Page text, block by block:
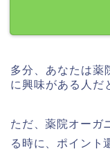
多分、あなたは薬
に興味がある人だ
ただ、薬院オーガ
る時に、ポイント